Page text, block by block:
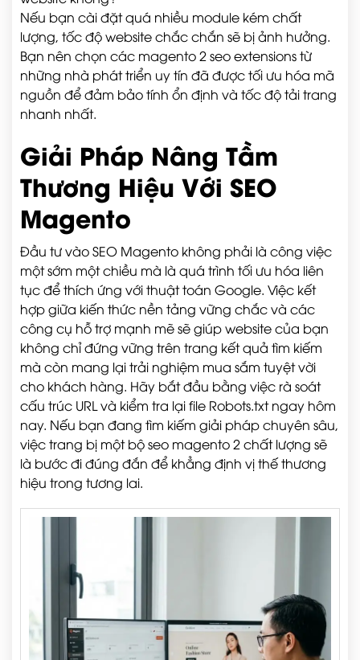
Nếu bạn cài đặt quá nhiều module kém chất
lượng, tốc độ website chắc chắn sẽ bị ảnh hưởng.
Bạn nên chọn các magento 2 seo extensions từ
những nhà phát triển uy tín đã được tối ưu hóa mã
nguồn để đảm bảo tính ổn định và tốc độ tải trang
nhanh nhất.
Giải Pháp Nâng Tầm
Thương Hiệu Với SEO
Magento
Đầu tư vào SEO Magento không phải là công việc
một sớm một chiều mà là quá trình tối ưu hóa liên
tục để thích ứng với thuật toán Google. Việc kết
hợp giữa kiến thức nền tảng vững chắc và các
công cụ hỗ trợ mạnh mẽ sẽ giúp website của bạn
không chỉ đứng vững trên trang kết quả tìm kiếm
mà còn mang lại trải nghiệm mua sắm tuyệt vời
cho khách hàng. Hãy bắt đầu bằng việc rà soát
cấu trúc URL và kiểm tra lại file Robots.txt ngay hôm
nay. Nếu bạn đang tìm kiếm giải pháp chuyên sâu,
việc trang bị một bộ seo magento 2 chất lượng sẽ
là bước đi đúng đắn để khẳng định vị thế thương
hiệu trong tương lai.